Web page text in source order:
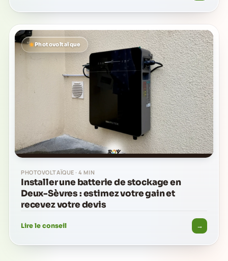
Photovoltaïque
PHOTOVOLTAÏQUE · 4 MIN
Installer une batterie de stockage en
Deux-Sèvres : estimez votre gain et
recevez votre devis
Lire le conseil →